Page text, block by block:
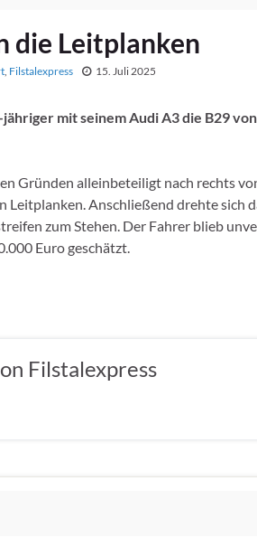
die Leitplanken
, Filstalexpress 15. Juli 2025
mit seinem Audi A3 die B29
Gründen alleinbeteiligt nach rechts
Leitplanken. Anschließend drehte sich
zum Stehen. Der Fahrer blieb
Euro geschätzt.
Filstalexpress